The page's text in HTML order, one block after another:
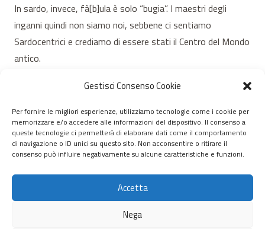
Gestisci Consenso Cookie
Per fornire le migliori esperienze, utilizziamo tecnologie come i cookie per
memorizzare e/o accedere alle informazioni del dispositivo. Il consenso a
queste tecnologie ci permetterà di elaborare dati come il comportamento
di navigazione o ID unici su questo sito. Non acconsentire o ritirare il
consenso può influire negativamente su alcune caratteristiche e funzioni.
Accetta
Nega
In sardo, invece, fà[b]ula è solo “bugia”. I maestri degli
inganni quindi non siamo noi, sebbene ci sentiamo
Sardocentrici e crediamo di essere stati il Centro del Mondo
antico.
© 2020 – 2026 Nurnet – La rete dei Nuraghi – webdesign:
antoniopalumbo.it
Home